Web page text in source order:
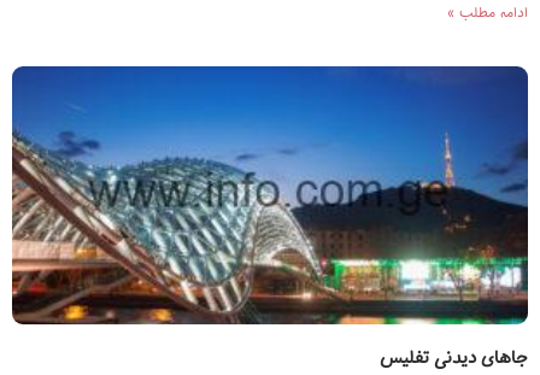
ادامه مطلب »
جاهای دیدنی تفلیس